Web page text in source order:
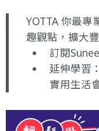
YOTTA 你最專
趣觀點，擴大
訂閱
延伸學習：
實用生活